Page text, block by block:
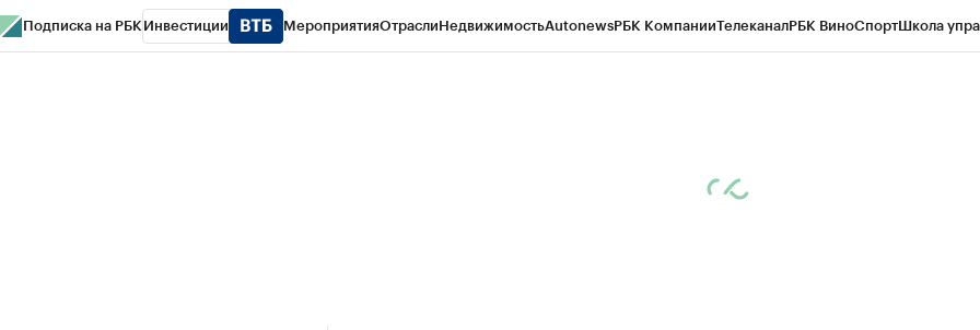
Подписка на РБК Инвестиции МероприятияОтраслиНедвижимостьAutonewsРБК КомпанииТелеканалРБК ВиноСпортШкола